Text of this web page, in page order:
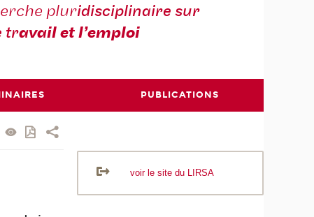
pluridisciplinaire sur
travail et l’emploi
PUBLICATIONS
voir le site du LIRSA